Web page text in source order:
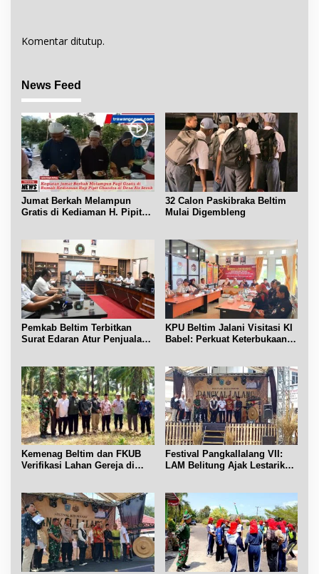
Komentar ditutup.
News Feed
Jumat Berkah Melampun
Gratis di Kediaman H. Pipit
32 Calon Paskibraka Beltim
Mulai Digembleng
Pemkab Beltim Terbitkan
Surat Edaran Atur Penjualan
KPU Beltim Jalani Visitasi KI
Babel: Perkuat Keterbukaan
Kemenag Beltim dan FKUB
Verifikasi Lahan Gereja di
Festival Pangkallalang VII:
LAM Belitung Ajak Lestarikan